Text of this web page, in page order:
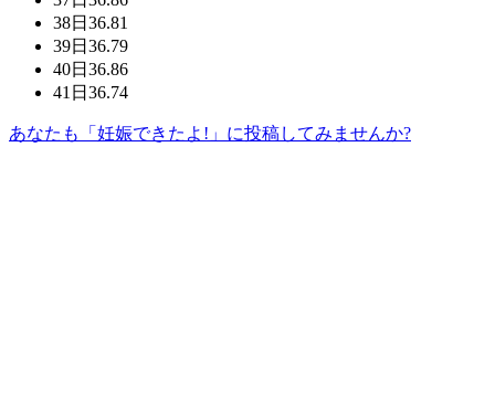
38日 36.81
39日 36.79
40日 36.86
41日 36.74
あなたも「妊娠できたよ!」に投稿してみませんか?